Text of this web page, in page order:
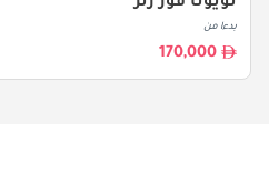
بدءا من
170,000